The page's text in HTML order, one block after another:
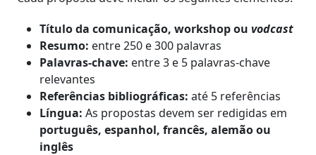
Título da comunicação, workshop ou vodcast
Resumo: entre 250 e 300 palavras
Palavras-chave: entre 3 e 5 palavras-chave
relevantes
Referências bibliográficas: até 5 referências
Língua: As propostas devem ser redigidas em
português, espanhol, francês, alemão ou
inglês